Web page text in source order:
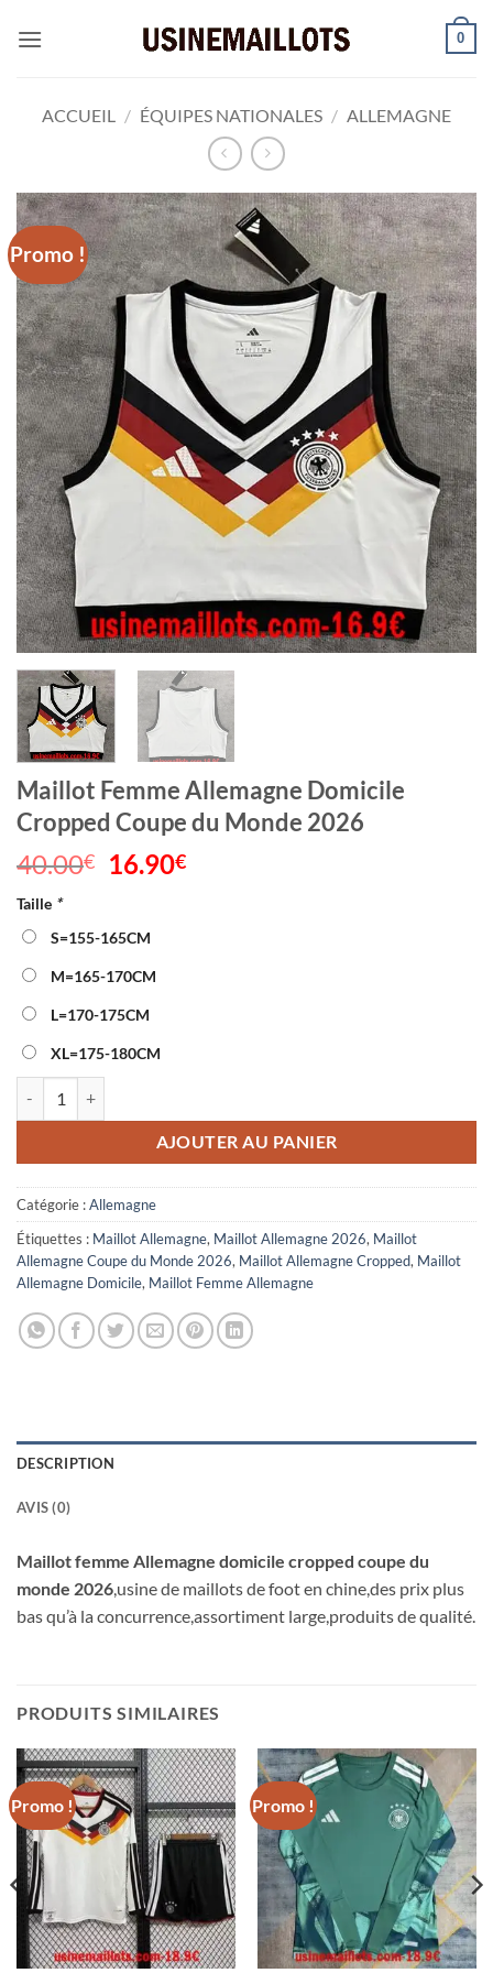
0
ACCUEIL / ÉQUIPES NATIONALES / ALLEMAGNE
Promo !
Maillot Femme Allemagne Domicile
Cropped Coupe du Monde 2026
40.00€
Le
était :
40.00€.
16.90€
Taille *
S=155-165CM
M=165-170CM
L=170-175CM
XL=175-180CM
quantité de Maillot Femme Allemagne Domicile Cropped Coupe du
AJOUTER AU PANIER
Catégorie :Allemagne
Étiquettes : Maillot Allemagne, Maillot Allemagne 2026, Maillot
Allemagne Coupe du Monde 2026, Maillot Allemagne Cropped, Maillot
Allemagne Domicile, Maillot Femme Allemagne
DESCRIPTION
AVIS (0)
Maillot femme Allemagne domicile cropped coupe du
monde 2026 ,usine de maillots de foot en chine,des prix plus
bas qu’à la concurrence,assortiment large,produits de qualité.
PRODUITS SIMILAIRES
Promo ! Promo !